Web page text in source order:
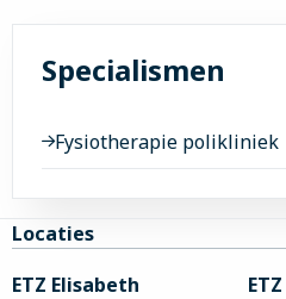
Specialismen
Fysiotherapie polikliniek
Site
footer
Locaties
ETZ Elisabeth